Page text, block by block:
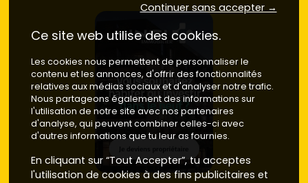
Continuer sans accepter →
Ce site web utilise des cookies.
Les cookies nous permettent de personnaliser le
contenu et les annonces, d'offrir des fonctionnalités
relatives aux médias sociaux et d'analyser notre trafic.
Nous partageons également des informations sur
l'utilisation de notre site avec nos partenaires
d'analyse, qui peuvent combiner celles-ci avec
d'autres informations que tu leur as fournies.
En cliquant sur “Tout Accepter”, tu acceptes
l'utilisation de cookies à des fins publicitaires et